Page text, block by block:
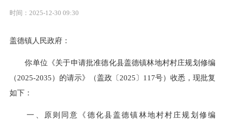
时间：2025-12-30 09:30
盖德镇人民政府：
你单位《关于申请批准德化县盖德镇林地村村庄规划修编
（2025-2035）的请示》（盖政〔2025〕117号）收悉，现批复
如下：
一、原则同意《德化县盖德镇林地村村庄规划修编